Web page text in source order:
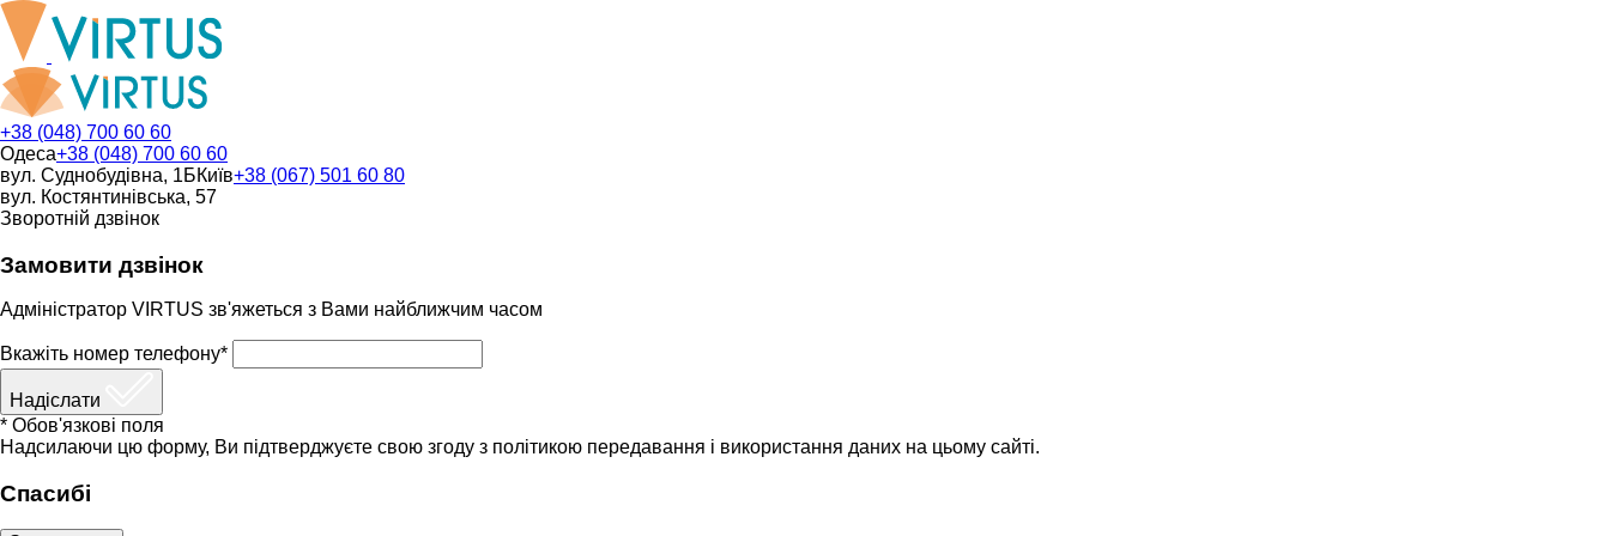
+38 (048) 700 60 60
Одеса+38 (048) 700 60 60
вул. Суднобудівна, 1БКиїв+38 (067) 501 60 80
вул. Костянтинівська, 57
Зворотній дзвінок
Замовити дзвінок
Адміністратор VIRTUS зв'яжеться з Вами найближчим часом
Вкажіть номер телефону*
Надіслати
* Обов'язкові поля
Надсилаючи цю форму, Ви підтверджуєте свою згоду з політикою передавання і використання даних на цьому сайті.
Спасибі